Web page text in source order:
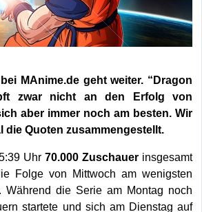
MAnime.de geht weiter. “Dragon
zwar nicht an den Erfolg von
aber immer noch am besten. Wir
die Quoten zusammengestellt.
Uhr70.000 Zuschauer insgesamt
Folge von Mittwoch am wenigsten
Während die Serie am Montag noch
startete und sich am Dienstag auf